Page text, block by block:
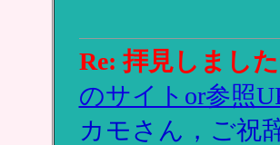
Re: 拝見しました
のサイトor参照
カモさん，ご祝